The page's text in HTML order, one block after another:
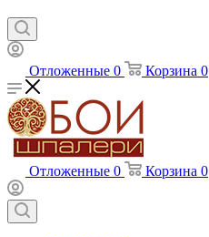
Отложенные 0 Корзина 0
Отложенные 0 Корзина 0